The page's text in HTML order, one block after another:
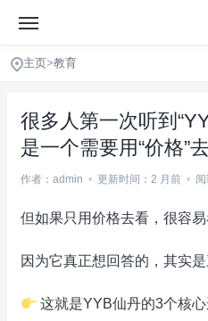
主页>教育
很多人第一次听到
是一个需要用“价格”
作者：admin • 更新时间：2 月前 •
但如果只用价格去看，很容易
因为它真正想回答的，其实是
这就是YYB仙丹的3个核心